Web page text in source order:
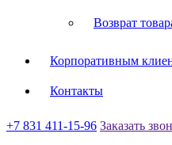
Возврат
Корпоративным
Контакты
+7 831 411-15-96 Заказать